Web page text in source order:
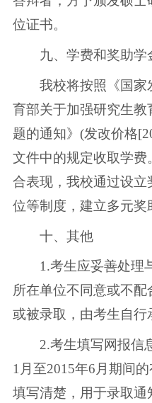
位证书。
九、学费和奖助学
我校将按照《国家
育部关于加强研究生教
题的通知》(发改价格
文件中的规定收取学
合表现，我校通过设
位等制度，建立多元奖
十、其他
1.考生应妥善处理
所在单位不同意或不
或被录取，由考生自行
2.考生填写网报信息
1月至2015年6月期间
填写清楚，用于录取通